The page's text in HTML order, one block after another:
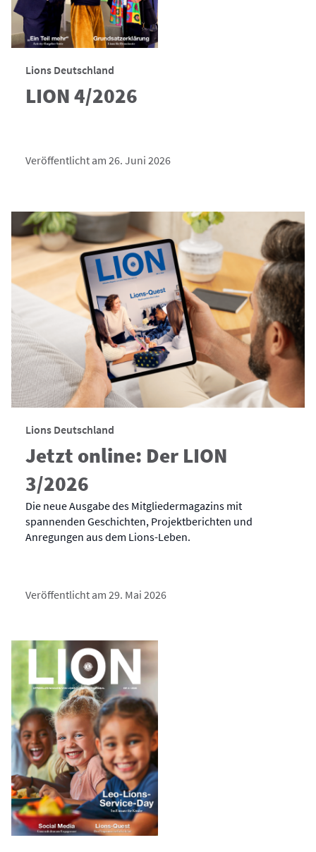
Lions Deutschland
LION 4/2026
Veröffentlicht am 26. Juni 2026
Lions Deutschland
Jetzt online: Der LION
3/2026
Die neue Ausgabe des Mitgliedermagazins mit
spannenden Geschichten, Projektberichten und
Anregungen aus dem Lions-Leben.
Veröffentlicht am 29. Mai 2026